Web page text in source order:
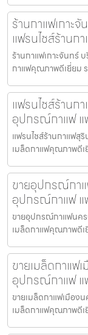
ร้านกาแฟเกาะ
แฟรนไชส์ร้านก
ร้านกาแฟเกาะจันทร์
กาแฟคุณภาพดีเยี่ยม
แฟรนไชส์ร้านก
อุปกรณ์กาแฟ แ
แฟรนไชส์ร้านกาแฟสุ
เมล็ดกาแฟคุณภาพดีเ
ขายอุปกรณ์กา
อุปกรณ์กาแฟ แ
ขายอุปกรณ์กาแฟนคร
เมล็ดกาแฟคุณภาพดีเ
ขายเมล็ดกาแฟ
อุปกรณ์กาแฟ แ
ขายเมล็ดกาแฟเมือง
เมล็ดกาแฟคุณภาพดีเ